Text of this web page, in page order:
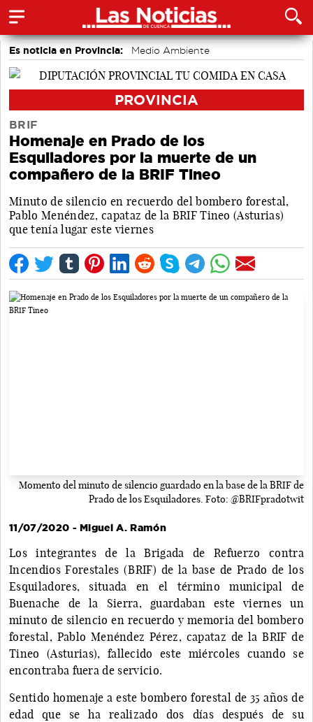
Es noticia en Provincia:
Medio Ambiente
accidentes laborales
PROVINCIA
BRIF
Homenaje en Prado de los
Esquiladores por la muerte de un
compañero de la BRIF Tineo
Minuto de silencio en recuerdo del bombero forestal,
Pablo Menéndez, capataz de la BRIF Tineo (Asturias)
que tenía lugar este viernes
Momento del minuto de silencio guardado en la base de la BRIF de
Prado de los Esquiladores. Foto: @BRIFpradotwit
11/07/2020 - Miguel A. Ramón
Los integrantes de la Brigada de Refuerzo contra
Incendios Forestales (BRIF) de la base de Prado de los
Esquiladores, situada en el término municipal de
Buenache de la Sierra, guardaban este viernes un
minuto de silencio en recuerdo y memoria del bombero
forestal, Pablo Menéndez Pérez, capataz de la BRIF de
Tineo (Asturias), fallecido este miércoles cuando se
encontraba fuera de servicio.
Sentido homenaje a este bombero forestal de 35 años de
edad que se ha realizado dos días después de su